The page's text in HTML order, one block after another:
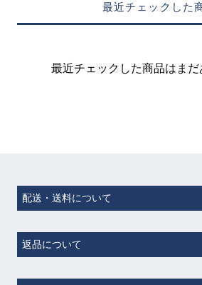
最近チェックした
最近チェックした商品はまだ
配送・送料について
返品について